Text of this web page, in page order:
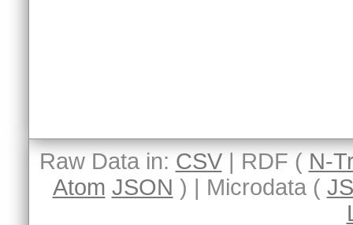
Raw Data in: CSV| RDF ( N-
Atom JSON ) | Microdata (